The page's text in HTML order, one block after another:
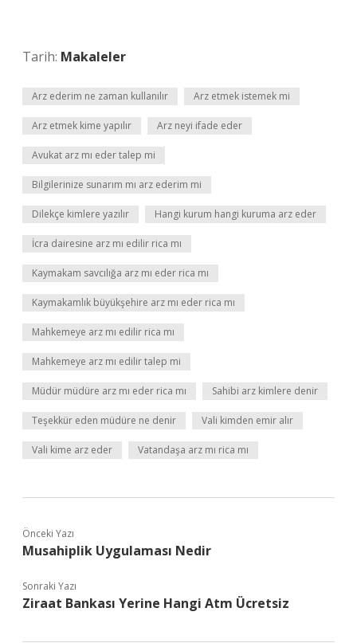
Tarih: Makaleler
Arz ederim ne zaman kullanılır Arz etmek istemek mi
Arz etmek kime yapılır Arz neyi ifade eder
Avukat arz mı eder talep mi
Bilgilerinize sunarım mı arz ederim mi
Dilekçe kimlere yazılır Hangi kurum hangi kuruma arz eder
İcra dairesine arz mı edilir rica mı
Kaymakam savcılığa arz mı eder rica mı
Kaymakamlık büyükşehire arz mı eder rica mı
Mahkemeye arz mı edilir rica mı
Mahkemeye arz mı edilir talep mi
Müdür müdüre arz mı eder rica mı Sahibi arz kimlere denir
Teşekkür eden müdüre ne denir Vali kimden emir alır
Vali kime arz eder Vatandaşa arz mı rica mı
Önceki Yazı
Musahiplik Uygulaması Nedir
Sonraki Yazı
Ziraat Bankası Yerine Hangi Atm Ücretsiz